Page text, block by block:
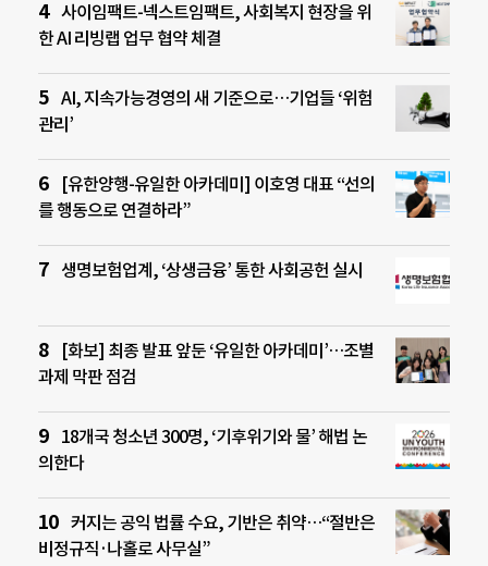
사이임팩트-넥스트임팩트, 사회복지 현장을 위
한 AI 리빙랩 업무 협약 체결
AI, 지속가능경영의 새 기준으로…기업들 ‘위험
관리’
[유한양행-유일한 아카데미] 이호영 대표 “선의
를 행동으로 연결하라”
생명보험업계, ‘상생금융’ 통한 사회공헌 실시
[화보] 최종 발표 앞둔 ‘유일한 아카데미’…조별
과제 막판 점검
18개국 청소년 300명, ‘기후위기와 물’ 해법 논
의한다
커지는 공익 법률 수요, 기반은 취약…“절반은
비정규직·나홀로 사무실”